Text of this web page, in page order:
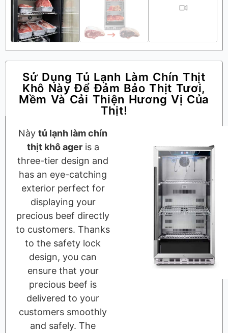
Sử Dụng Tủ Lạnh Làm Chín Thịt
Khô Này Để Đảm Bảo Thịt Tươi,
Mềm Và Cải Thiện Hương Vị Của
Thịt!
Nàytủ lạnh làm chín
thịt khô ageris a
three-tier design and
has an eye-catching
exterior perfect for
displaying your
precious beef directly
to customers. Thanks
to the safety lock
design, you can
ensure that your
precious beef is
delivered to your
customers smoothly
and safely. The